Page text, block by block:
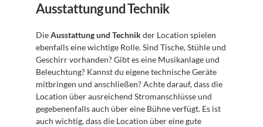
Ausstattung und Technik
Die Ausstattung und Technik der Location spielen
ebenfalls eine wichtige Rolle. Sind Tische, Stühle und
Geschirr vorhanden? Gibt es eine Musikanlage und
Beleuchtung? Kannst du eigene technische Geräte
mitbringen und anschließen? Achte darauf, dass die
Location über ausreichend Stromanschlüsse und
gegebenenfalls auch über eine Bühne verfügt. Es ist
auch wichtig, dass die Location über eine gute